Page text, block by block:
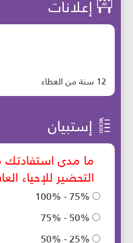
إعلانات
12 سنة من العطاء
إستبيان